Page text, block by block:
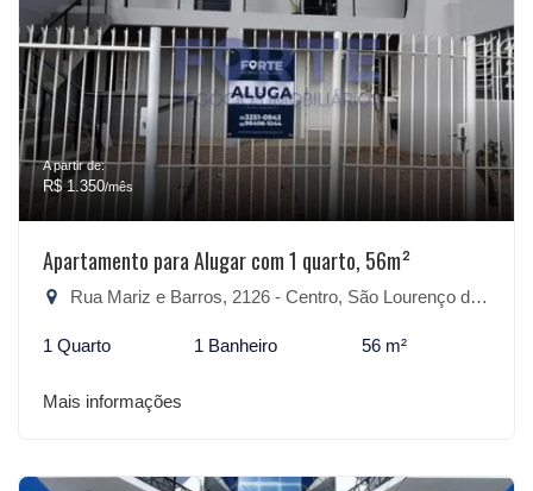
A partir de:
R$ 1.350/mês
Apartamento para Alugar com 1 quarto, 56m²
Rua Mariz e Barros, 2126 - Centro, São Lourenço do Sul-RS
1 Quarto 1 Banheiro 56 m²
Mais informações